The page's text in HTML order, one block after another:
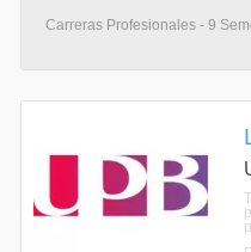
Carreras Profesionales - 9